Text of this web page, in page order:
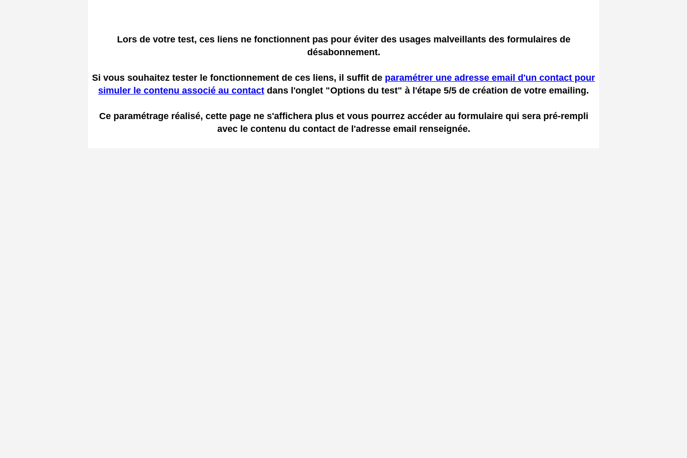
Lors de votre test, ces liens ne fonctionnent pas pour éviter des usages malveillants des formulaires de
désabonnement.
Si vous souhaitez tester le fonctionnement de ces liens, il suffit de paramétrer une adresse email d'un contact pour
simuler le contenu associé au contact dans l'onglet "Options du test" à l'étape 5/5 de création de votre emailing.
Ce paramétrage réalisé, cette page ne s'affichera plus et vous pourrez accéder au formulaire qui sera pré-rempli
avec le contenu du contact de l'adresse email renseignée.